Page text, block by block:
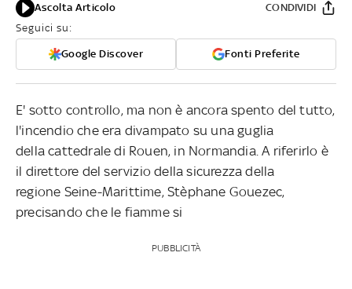
Ascolta Articolo
Seguici su:
Google Discover Fonti Preferite
CONDIVIDI
E' sotto controllo, ma non è ancora spento del tutto,
l'incendio che era divampato su una guglia
della cattedrale di Rouen, in Normandia. A riferirlo è
il direttore del servizio della sicurezza della
regione Seine-Marittime, Stèphane Gouezec,
precisando che le fiamme si
PUBBLICITÀ